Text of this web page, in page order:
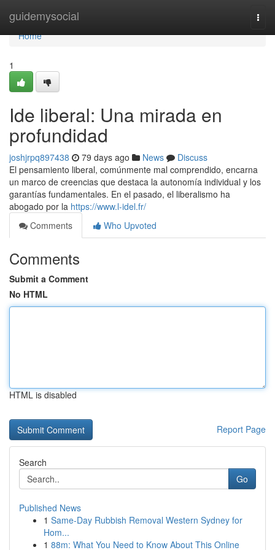
guidemysocial
Home
Home
1
Ide liberal: Una mirada en
profundidad
joshjrpq897438 79 days ago News
Discuss
El pensamiento liberal, comúnmente mal comprendido, encarna
un marco de creencias que destaca la autonomía individual y los
garantías fundamentales. En el pasado, el liberalismo ha
abogado por la https://www.l-idel.fr/
Comments
Who Upvoted
Comments
Submit a Comment
No HTML
HTML is disabled
Report Page
Search
Go
Published News
1 Same-Day Rubbish Removal Western Sydney for
Hom...
1 88m: What You Need to Know About This Online